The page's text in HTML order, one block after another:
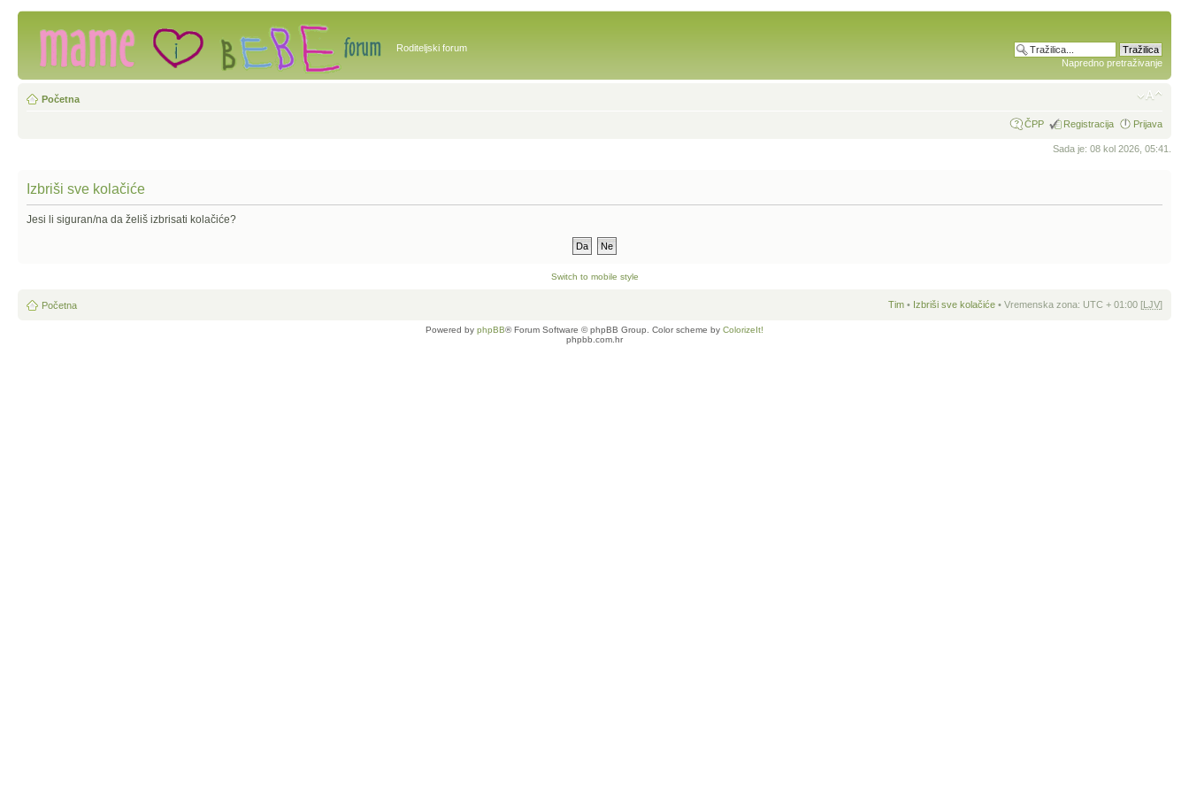
Roditeljski forum
Napredno pretraživanje
Početna
ČPP Registracija Prijava
Sada je: 08 kol 2026, 05:41.
Izbriši sve kolačiće
Jesi li siguran/na da želiš izbrisati kolačiće?
Switch to mobile style
Početna Tim • Izbriši sve kolačiće • Vremenska zona: UTC + 01:00 [LJV]
Powered by phpBB® Forum Software © phpBB Group. Color scheme by ColorizeIt!
phpbb.com.hr